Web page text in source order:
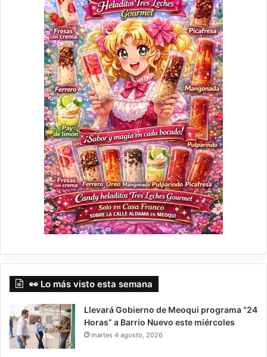
👀 Lo más visto esta semana
Llevará Gobierno de Meoqui programa “24
Horas” a Barrio Nuevo este miércoles
martes 4 agosto, 2026